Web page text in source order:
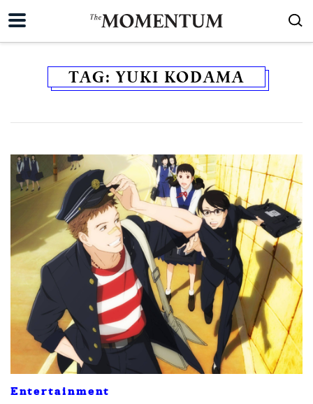
TAG:YUKI KODAMA
Entertainment
ค้นหา
SHARE